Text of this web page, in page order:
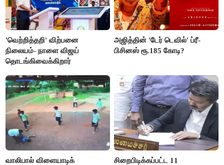
'வெற்றித்தறி' விற்பனை
நிலையம்- நாளை விஜய்
தொடங்கிவைக்கிறார்
அஜித்தின் 'டேர் டெவில்' ப்ரீ-
பிசினஸ் ரூ.185 கோடி?
வாலிபால் விளையாடிக்
சிறைபிடிக்கப்பட்ட 11